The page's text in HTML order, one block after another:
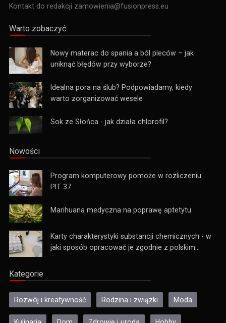
Kontakt do redakcji zamowienia@fusionpress.eu
Warto zobaczyć
Nowy materac do spania a ból pleców – jak
uniknąć błędów przy wyborze?
Idealna pora na ślub? Podpowiadamy, kiedy
warto zorganizować wesele
Sok ze Słońca - jak działa chlorofil?
Nowości
Program komputerowy pomoże w rozliczeniu
PIT 37
Marihuana medyczna na poprawę aptetytu
Karty charakterystyki substancji chemicznych - w
jaki sposób opracować je zgodnie z polskim...
Kategorie
Rozwój i kreatywność Rodzina i związki Moda